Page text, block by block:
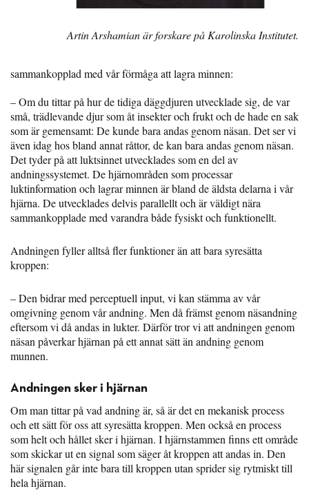
Artin Arshamian är forskare på Karolinska Institutet.
sammankopplad med vår förmåga att lagra minnen:
– Om du tittar på hur de tidiga däggdjuren utvecklade sig, de var
små, trädlevande djur som åt insekter och frukt och de hade en sak
som är gemensamt: De kunde bara andas genom näsan. Det ser vi
även idag hos bland annat råttor, de kan bara andas genom näsan.
Det tyder på att luktsinnet utvecklades som en del av
andningssystemet. De hjärnområden som processar
luktinformation och lagrar minnen är bland de äldsta delarna i vår
hjärna. De utvecklades delvis parallellt och är väldigt nära
sammankopplade med varandra både fysiskt och funktionellt.
Andningen fyller alltså fler funktioner än att bara syresätta
kroppen:
– Den bidrar med perceptuell input, vi kan stämma av vår
omgivning genom vår andning. Men då främst genom näsandning
eftersom vi då andas in lukter. Därför tror vi att andningen genom
näsan påverkar hjärnan på ett annat sätt än andning genom
munnen.
Andningen sker i hjärnan
Om man tittar på vad andning är, så är det en mekanisk process
och ett sätt för oss att syresätta kroppen. Men också en process
som helt och hållet sker i hjärnan. I hjärnstammen finns ett område
som skickar ut en signal som säger åt kroppen att andas in. Den
här signalen går inte bara till kroppen utan sprider sig rytmiskt till
hela hjärnan.